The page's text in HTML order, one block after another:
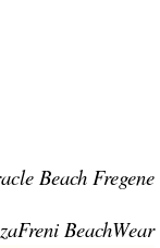
Beach Fregene
BeachWear